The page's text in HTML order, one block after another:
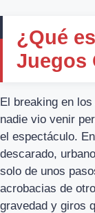
¿Qué
Juegos
El breaking en
nadie vio venir
el espectáculo.
descarado,
solo de unos
acrobacias de
gravedad y giros